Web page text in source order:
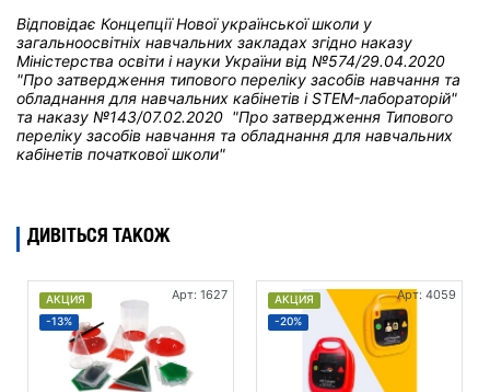
Відповідає Концепції Нової української школи у
загальноосвітніх навчальних закладах згідно наказу
Міністерства освіти і науки України від №574/29.04.2020
"Про затвердження типового переліку засобів навчання та
обладнання для навчальних кабінетів і STEM-лабораторій"
та наказу №143/07.02.2020 "Про затвердження Типового
переліку засобів навчання та обладнання для навчальних
кабінетів початкової школи"
ДИВІТЬСЯ ТАКОЖ
АКЦИЯ
-13%
Арт: 1627
АКЦИЯ
-20%
Арт: 4059